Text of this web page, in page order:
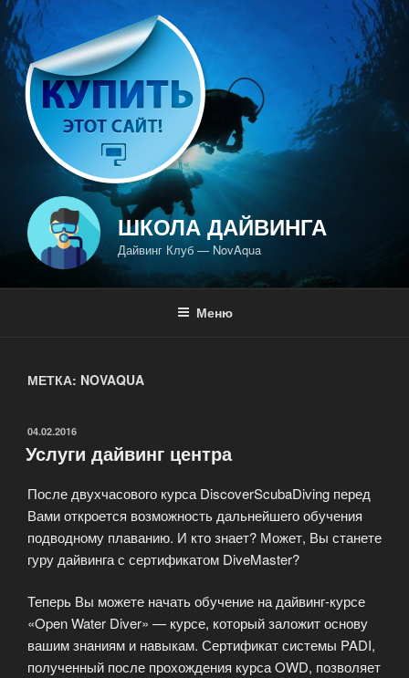
Перейти
к
содержимому
ШКОЛА ДАЙВИНГА
Дайвинг Клуб — NovAqua
Меню
МЕТКА: NOVAQUA
ОПУБЛИКОВАНО
04.02.2016
Услуги дайвинг центра
После двухчасового курса DiscoverScubaDiving перед
Вами откроется возможность дальнейшего обучения
подводному плаванию. И кто знает? Может, Вы станете
гуру дайвинга с сертификатом DiveMaster?
Теперь Вы можете начать обучение на дайвинг-курсе
«Open Water Diver» — курсе, который заложит основу
вашим знаниям и навыкам. Сертификат системы PADI,
полученный после прохождения курса OWD, позволяет